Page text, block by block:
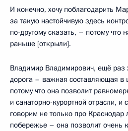
И конечно, хочу поблагодарить
за такую настойчивую здесь
по-другому сказать, – потому что
раньше [открыли].
Владимир Владимирович, ещё раз
дорога – важная составляющая в
потому что она позволит
и санаторно-курортной отрасли,
говорим не только про
побережье – она позволит очень